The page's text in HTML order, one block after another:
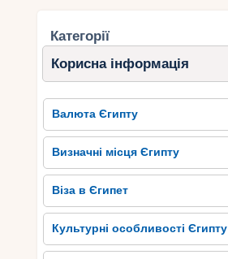
Категорії
Корисна інформація
Валюта Єгипту
Визначні місця Єгипту
Віза в Єгипет
Культурні особливості Єгипту